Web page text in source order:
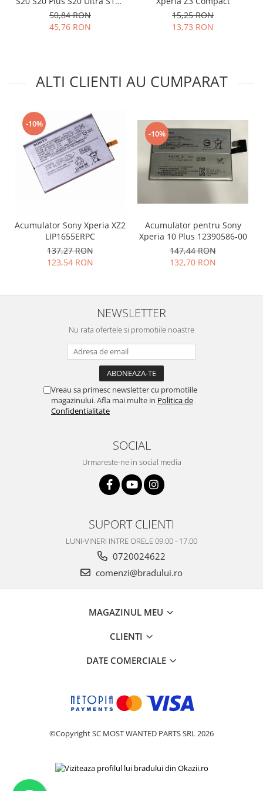
Touchscreen
Allview
Blackberry
E-BODA
Google
MEIZU
S10 S10 Plus 3003-001243
50,84 RON
45,76 RON
15,25 RON
13,73 RON
ALTI CLIENTI AU CUMPARAT
-10%
Acumulator Sony Xperia XZ2
LIP1655ERPC
137,27 RON
123,54 RON
-10%
Acumulator pentru Sony
Xperia 10 Plus 12390586-00
147,44 RON
132,70 RON
NEWSLETTER
Nu rata ofertele si promotiile noastre
Vreau sa primesc newsletter cu promotiile
magazinului. Afla mai multe in Politica de
Confidentialitate
SOCIAL
Urmareste-ne in social media
SUPORT CLIENTI
LUNI-VINERI INTRE ORELE 09.00 - 17.00
0720024622
comenzi@bradului.ro
MAGAZINUL MEU
CLIENTI
DATE COMERCIALE
©Copyright SC MOST WANTED PARTS SRL 2026